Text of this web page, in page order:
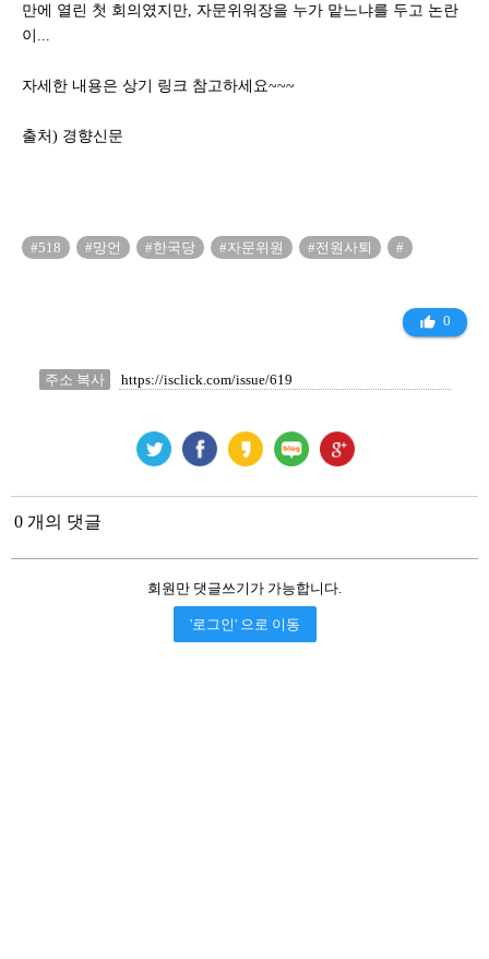
만에 열린 첫 회의였지만, 자문위워장을 누가 맡느냐를 두고 논란
이...
자세한 내용은 상기 링크 참고하세요~~~
출처) 경향신문
#518 #망언 #한국당 #자문위원 #전원사퇴 #
thumb_up_alt 0
주소 복사
0 개의 댓글
회원만 댓글쓰기가 가능합니다.
'로그인' 으로 이동